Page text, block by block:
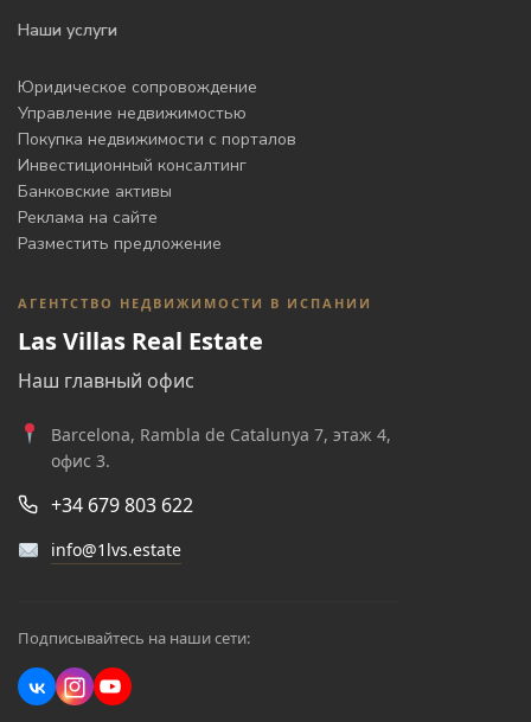
Наши услуги
Юридическое сопровождение
Управление недвижимостью
Покупка недвижимости с порталов
Инвестиционный консалтинг
Банковские активы
Реклама на сайте
Разместить предложение
АГЕНТСТВО НЕДВИЖИМОСТИ В ИСПАНИИ
Las Villas Real Estate
Наш главный офис
Barcelona, Rambla de Catalunya 7, этаж 4,
офис 3.
+34 679 803 622
info@1lvs.estate
Подписывайтесь на наши сети: